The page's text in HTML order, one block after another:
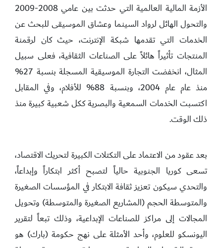
الأزمة المالية العالمية التي حدثت بين عامي 2008-2009
والتحول الهائل لرواد السينما وعشاق الموسيقى للبحث عن
الخدمات التي تقدمها شبكة الإنترنت، حيث كان لرقمنة
المنتجات تأثيراً هائلاً على الصناعات الثقافية، فعلى سبيل
المثال، انخفضت التجارة الموسيقية المسجلة بنسبة 27%
منذ عام عام 2004، وبنسبة 88% للأفلام، وفي المقابل
اكتسبت الخدمات السمعية والبصرية ككل شعبية كبيرة منذ
ذلك الوقت.
بعد عقود من الاعتماد على التكتلات الكبيرة لتحريك الاقتصاد،
تسعى كوريا الجنوبية حالياً لتصبح أكثر ابتكاراً وإبداعاً،
والتحدي سيكون تعزيز ثقافة الابتكار في المؤسسات الصغيرة
والمتوسطة الحجم (المشاريع الصغيرة والمتوسطة) وتحويل
المجالات إلى مراكز للصناعات الإبداعية، وذلك تبعاً لتقرير
اليونسكو للعلوم، وأحد الأمثلة على نهج حكومة (بارك) هو